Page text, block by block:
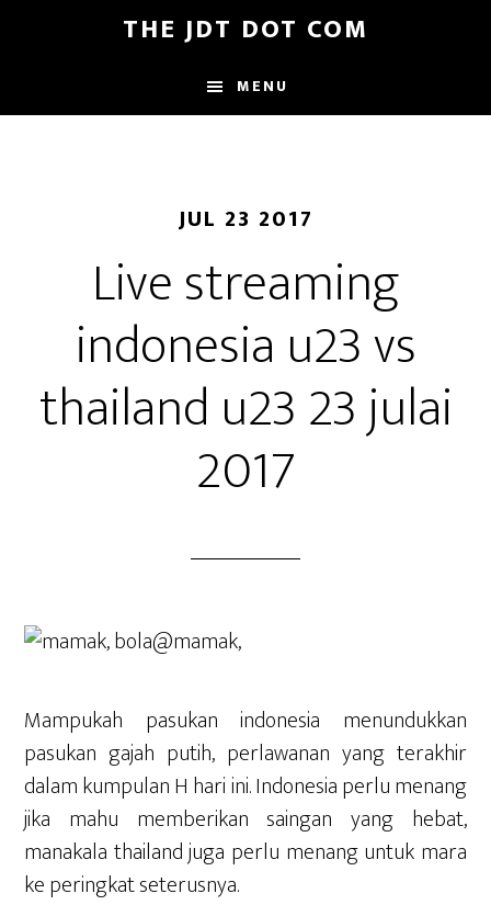
content
THE JDT DOT COM
MENU
JUL 23 2017
Live streaming
indonesia u23 vs
thailand u23 23 julai
2017
Mampukah pasukan indonesia menundukkan
pasukan gajah putih, perlawanan yang terakhir
dalam kumpulan H hari ini. Indonesia perlu menang
jika mahu memberikan saingan yang hebat,
manakala thailand juga perlu menang untuk mara
ke peringkat seterusnya.